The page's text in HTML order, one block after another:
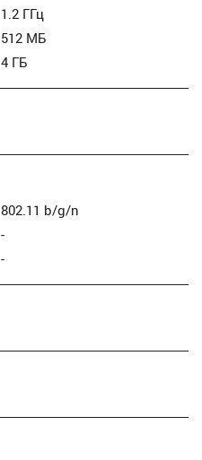
1.2 ГГц
512 МБ
4 ГБ
802.11 b/g/n
-
-